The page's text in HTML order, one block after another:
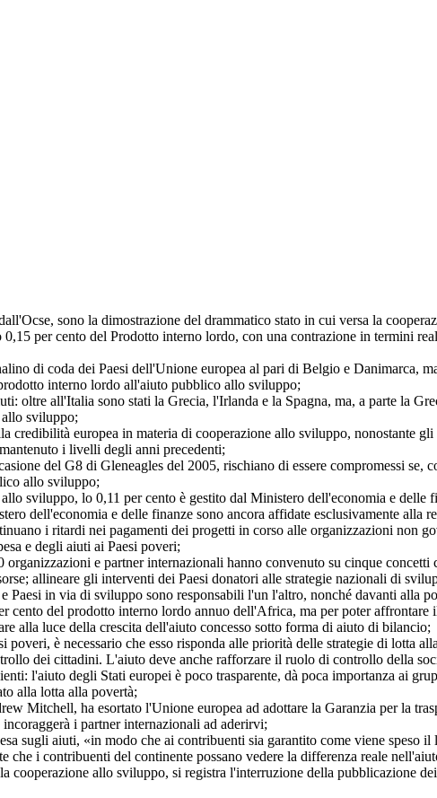
sono la dimostrazione del drammatico stato in cui versa la
per cento del Prodotto interno lordo, con una contrazione in termini
di coda dei Paesi dell'Unione europea al pari di Belgio e Danimarca,
interno lordo all'aiuto pubblico allo sviluppo;
oltre all'Italia sono stati la Grecia, l'Irlanda e la Spagna, ma, a parte la
sviluppo;
credibilità europea in materia di cooperazione allo sviluppo, nonostante
i livelli degli anni precedenti;
del G8 di Gleneagles del 2005, rischiano di essere compromessi se,
allo sviluppo;
sviluppo, lo 0,11 per cento è gestito dal Ministero dell'economia e delle
dell'economia e delle finanze sono ancora affidate esclusivamente alla
i ritardi nei pagamenti dei progetti in corso alle organizzazioni non
e degli aiuti ai Paesi poveri;
e partner internazionali hanno convenuto su cinque concetti
allineare gli interventi dei Paesi donatori alle strategie nazionali di
in via di sviluppo sono responsabili l'un l'altro, nonché davanti alla
del prodotto interno lordo annuo dell'Africa, ma per poter affrontare
alla luce della crescita dell'aiuto concesso sotto forma di aiuto di bilancio;
è necessario che esso risponda alle priorità delle strategie di lotta
dei cittadini. L'aiuto deve anche rafforzare il ruolo di controllo della
l'aiuto degli Stati europei è poco trasparente, dà poca importanza ai
alla lotta alla povertà;
Mitchell, ha esortato l'Unione europea ad adottare la Garanzia per la
i partner internazionali ad aderirvi;
sugli aiuti, «in modo che ai contribuenti sia garantito come viene speso
i contribuenti del continente possano vedere la differenza reale
cooperazione allo sviluppo, si registra l'interruzione della pubblicazione